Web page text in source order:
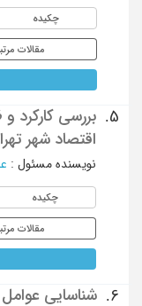
چکیده
مقالات
5.
بررسی کارکرد
اقتصاد شهر
نویسنده مسئول :
چکیده
مقالات
6.
شناسایی عوامل